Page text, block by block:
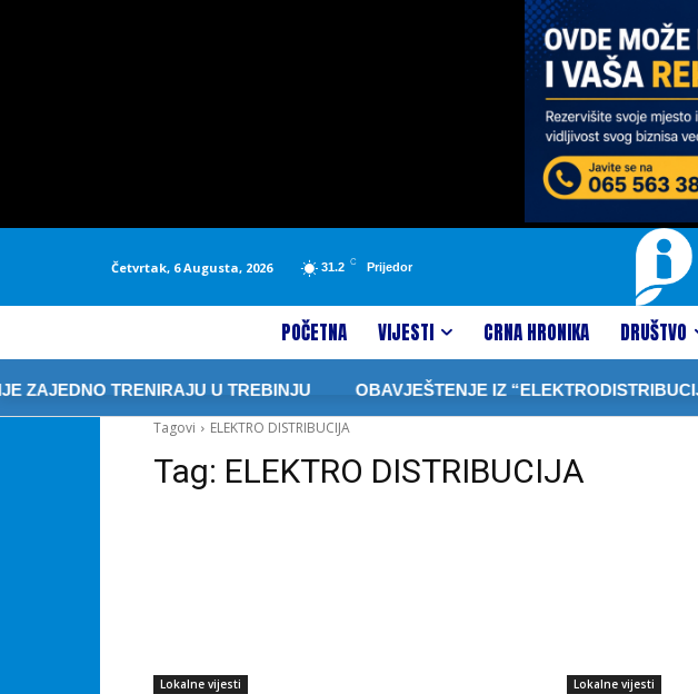
Četvrtak, 6 Augusta, 2026 31.2 C Prijedor
POČETNA VIJESTI CRNA HRONIKA DRUŠTVO
TRENIRAJU U TREBINJU OBAVJEŠTENJE IZ
Tagovi
ELEKTRO DISTRIBUCIJA
Tag: ELEKTRO DISTRIBUCIJA
Lokalne vijesti Lokalne vijesti